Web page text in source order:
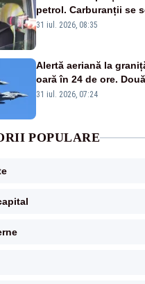
petrol. Carburanții se
iar românii plătesc
31 iul. 2026, 08:35
Alertă aeriană la
oară în 24 de ore.
Eurofighter britanice
31 iul. 2026, 07:24
POPULARE